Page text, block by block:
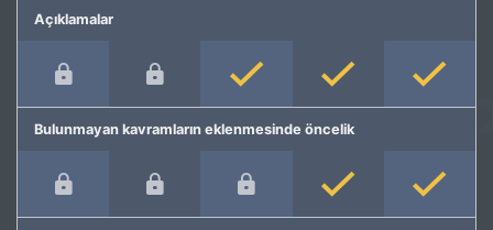
Açıklamalar
Bulunmayan kavramların eklenmesinde öncelik